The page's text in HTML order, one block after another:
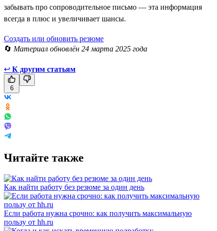
забывать про сопроводительное письмо — эта информация
всегда в плюс и увеличивает шансы.
Создать или обновить резюме
🔄 Материал обновлён 24 марта 2025 года
↩ К другим статьям
6
Читайте также
Как найти работу без резюме за один день
Если работа нужна срочно: как получить максимальную
пользу от hh.ru